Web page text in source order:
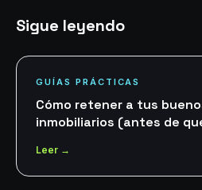
Sigue leyendo
GUÍAS PRÁCTICAS
Cómo retener a tus
inmobiliarios (antes de
Leer →